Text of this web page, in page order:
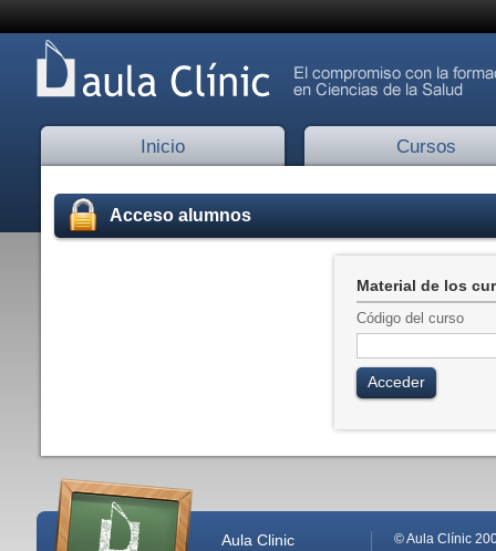
Inicio Cursos
Acceso alumnos
Material de los
Código del curso
Acceder
Aula Clinic
© Aula Clínic